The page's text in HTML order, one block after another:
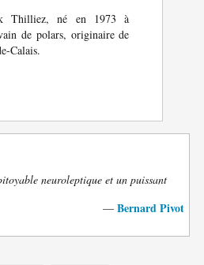
Thilliez, né en 1973 à
de polars, originaire de
Calais.
neuroleptique et un puissant
— Bernard Pivot